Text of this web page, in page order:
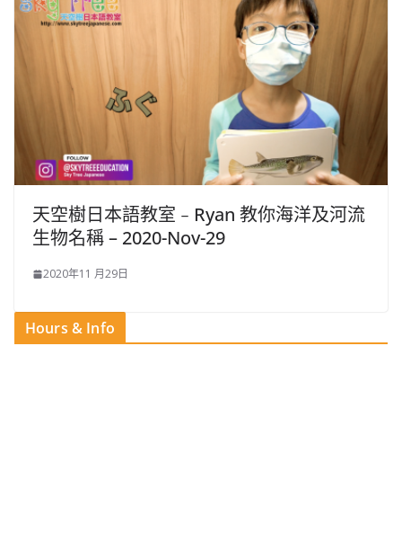
天空樹日本語教室﹣Ryan 教你海洋及河流
生物名稱 – 2020-Nov-29
2020年11 月29日
Hours & Info